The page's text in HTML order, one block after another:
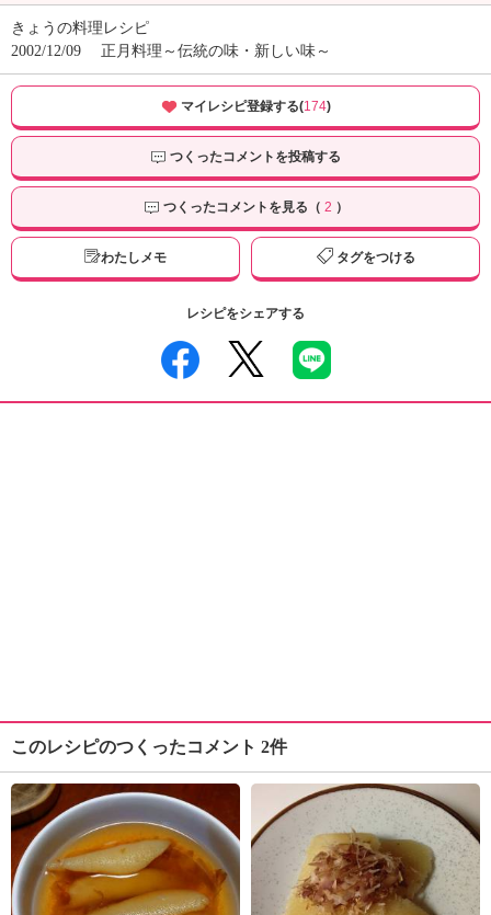
きょうの料理レシピ
2002/12/09
正月料理～伝統の味・新しい味～
マイレシピ登録する(174)
つくったコメントを投稿する
つくったコメントを見る（ 2 ）
わたしメモ タグをつける
レシピをシェアする
このレシピのつくったコメント 2件